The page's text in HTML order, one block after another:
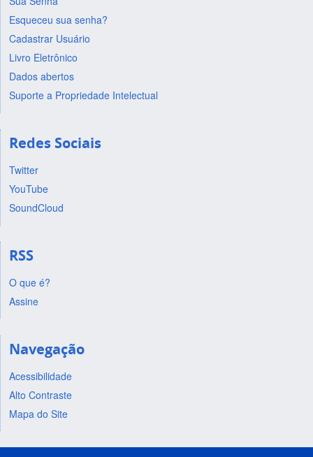
Esqueceu sua senha?
Cadastrar Usuário
Livro Eletrônico
Dados abertos
Suporte a Propriedade Intelectual
Redes Sociais
Twitter
YouTube
SoundCloud
RSS
O que é?
Assine
Navegação
Acessibilidade
Alto Contraste
Mapa do Site